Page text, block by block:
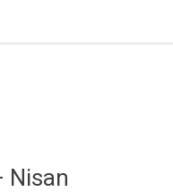
Nisan